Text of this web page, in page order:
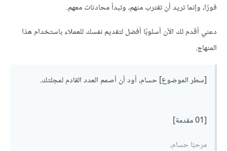
فورًا، وإنما تريد أن تقترب منهم، وتبدأ محادثات معهم.
دعني أقدم لك الآن أسلوبًا أفضل لتقديم نفسك للعملاء باستخدام هذا
المنهاج.
[سطر الموضوع] حسام، أود أن أصمم العدد القادم لمجلتك.
[01 مقدمة]
مرحبًا حسام،